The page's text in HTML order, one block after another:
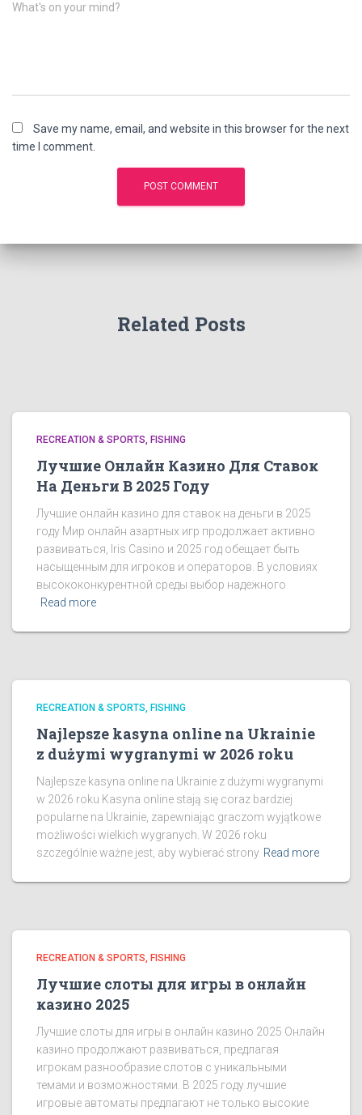
What's on your mind?
Save my name, email, and website in this browser for the next
time I comment.
Related Posts
RECREATION & SPORTS, FISHING
Лучшие Онлайн Казино Для Ставок
На Деньги В 2025 Году
Лучшие онлайн казино для ставок на деньги в 2025
году Мир онлайн азартных игр продолжает активно
развиваться, Iris Casino и 2025 год обещает быть
насыщенным для игроков и операторов. В условиях
высококонкурентной среды выбор надежного
Read more
RECREATION & SPORTS, FISHING
Najlepsze kasyna online na Ukrainie
z dużymi wygranymi w 2026 roku
Najlepsze kasyna online na Ukrainie z dużymi wygranymi
w 2026 roku Kasyna online stają się coraz bardziej
popularne na Ukrainie, zapewniając graczom wyjątkowe
możliwości wielkich wygranych. W 2026 roku
szczególnie ważne jest, aby wybierać strony Read more
RECREATION & SPORTS, FISHING
Лучшие слоты для игры в онлайн
казино 2025
Лучшие слоты для игры в онлайн казино 2025 Онлайн
казино продолжают развиваться, предлагая
игрокам разнообразие слотов с уникальными
темами и возможностями. В 2025 году лучшие
игровые автоматы предлагают не только высокие